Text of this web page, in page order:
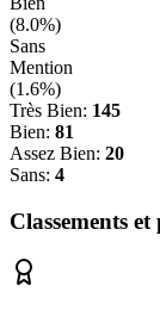
(8.0%)
Sans
Mention
(1.6%)
Très Bien: 145
Bien: 81
Assez Bien: 20
Sans: 4
Classements